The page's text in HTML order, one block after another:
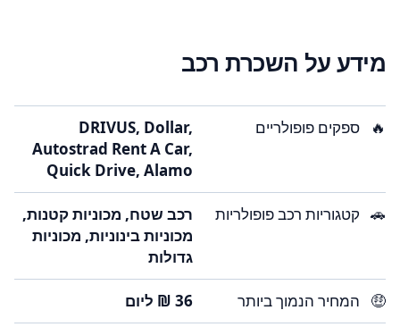
מידע על השכרת רכב
🔥 ספקים פופולריים
DRIVUS, Dollar,
Autostrad Rent A Car,
Quick Drive, Alamo
🚗 קטגוריות רכב פופולריות
רכב שטח, מכוניות קטנות,
מכוניות בינוניות, מכוניות
גדולות
🤑 המחיר הנמוך ביותר